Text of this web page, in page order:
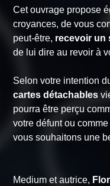
Cet ouvrage propose
croyances, de vous
peut-être, recevoir un
de lui dire au revoir à
Selon votre intention
cartes détachables
pourra être perçu
votre défunt ou
vous souhaitons une
Medium et autrice,